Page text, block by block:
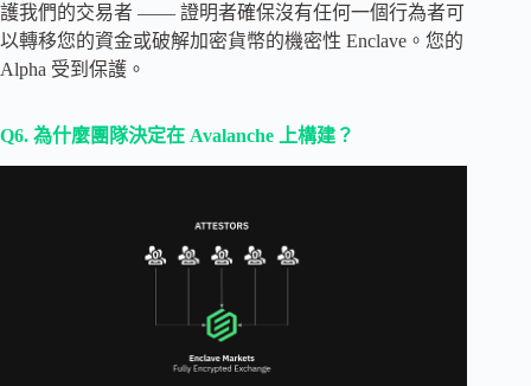
護我們的交易者 —— 證明者確保沒有任何一個行為者可
以轉移您的資金或破解加密貨幣的機密性 Enclave。您的
Alpha 受到保護。
Q6. 為什麼團隊決定在 Avalanche 上構建？